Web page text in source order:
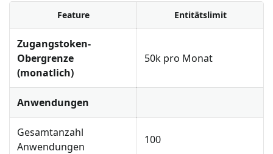
Feature Entitätslimit
Zugangstoken-
Obergrenze
(monatlich)
50k pro Monat
Anwendungen
Gesamtanzahl
Anwendungen
100